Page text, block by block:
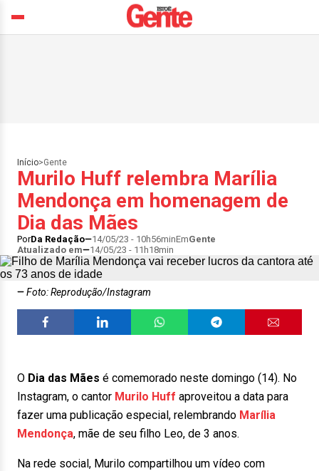
Início>Gente
Murilo Huff relembra Marília
Mendonça em homenagem de
Dia das Mães
PorDa Redação 14/05/23 - 10h56minEmGente
Atualizado em
14/05/23 - 11h18min
Foto: Reprodução/Instagram
O Dia das Mães é comemorado neste domingo (14). No
Instagram, o cantor Murilo Huff aproveitou a data para
fazer uma publicação especial, relembrando Marília
Mendonça, mãe de seu filho Leo, de 3 anos.
Na rede social, Murilo compartilhou um vídeo com